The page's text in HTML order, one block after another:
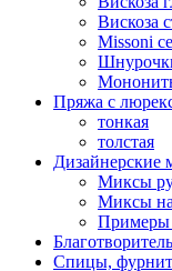
Вискоза
Missoni
Пряжа с
тонкая
толстая
Дизайнерские
Миксы
Миксы
Примеры
Спицы,